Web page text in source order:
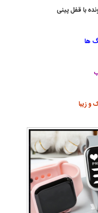
با قفل پینی
ها
و زیبا